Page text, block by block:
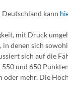
Deutschland kann
mit Druck
in denen sich
sich auf die
550 und 650
oder mehr. Die